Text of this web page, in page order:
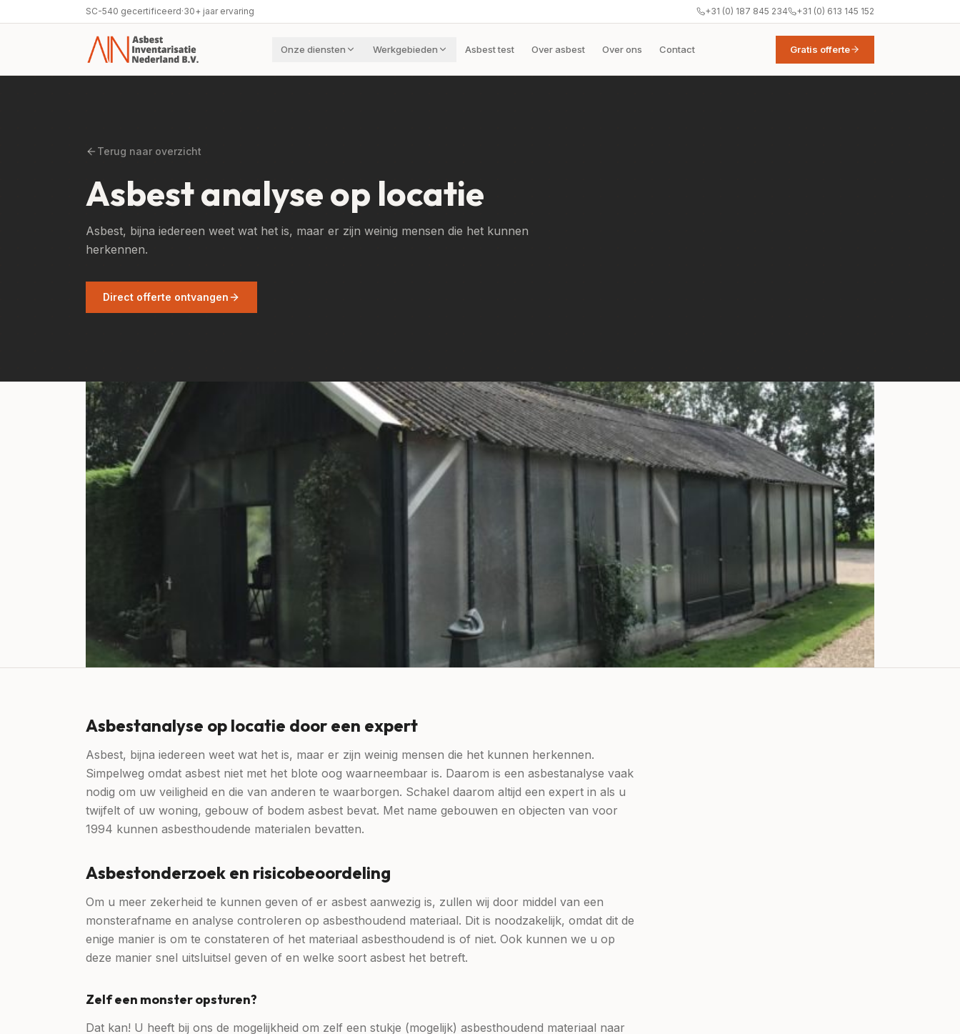
SC-540 gecertificeerd·30+ jaar ervaring +31 (0) 187 845 234 +31 (0) 613 145 152
Onze diensten Werkgebieden Asbest test Over asbest Over ons Contact Gratis offerte
Terug naar overzicht
Asbest analyse op locatie
Asbest, bijna iedereen weet wat het is, maar er zijn weinig mensen die het kunnen
herkennen.
Direct offerte ontvangen
Asbestanalyse op locatie door een expert
Asbest, bijna iedereen weet wat het is, maar er zijn weinig mensen die het kunnen herkennen.
Simpelweg omdat asbest niet met het blote oog waarneembaar is. Daarom is een asbestanalyse vaak
nodig om uw veiligheid en die van anderen te waarborgen. Schakel daarom altijd een expert in als u
twijfelt of uw woning, gebouw of bodem asbest bevat. Met name gebouwen en objecten van voor
1994 kunnen asbesthoudende materialen bevatten.
Asbestonderzoek en risicobeoordeling
Om u meer zekerheid te kunnen geven of er asbest aanwezig is, zullen wij door middel van een
monsterafname en analyse controleren op asbesthoudend materiaal. Dit is noodzakelijk, omdat dit de
enige manier is om te constateren of het materiaal asbesthoudend is of niet. Ook kunnen we u op
deze manier snel uitsluitsel geven of en welke soort asbest het betreft.
Zelf een monster opsturen?
Dat kan! U heeft bij ons de mogelijkheid om zelf een stukje (mogelijk) asbesthoudend materiaal naar